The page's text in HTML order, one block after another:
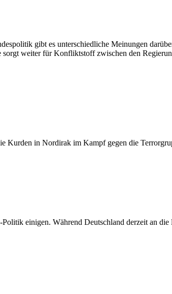
gibt es unterschiedliche Meinungen
weiter für Konfliktstoff zwischen den
Kurden in Nordirak im Kampf gegen die
einigen. Während Deutschland derzeit an